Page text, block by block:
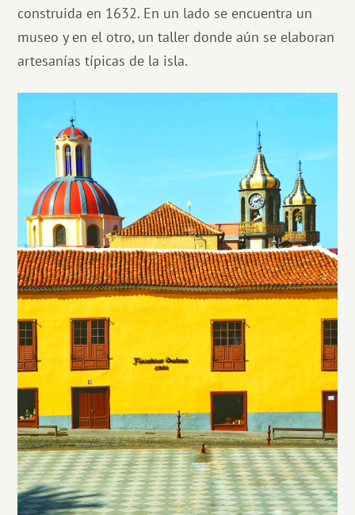
construida en 1632. En un lado se encuentra un
museo y en el otro, un taller donde aún se elaboran
artesanías típicas de la isla.